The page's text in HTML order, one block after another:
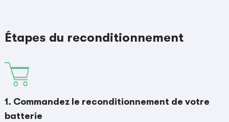
Étapes du reconditionnement
1. Commandez le reconditionnement de votre
batterie